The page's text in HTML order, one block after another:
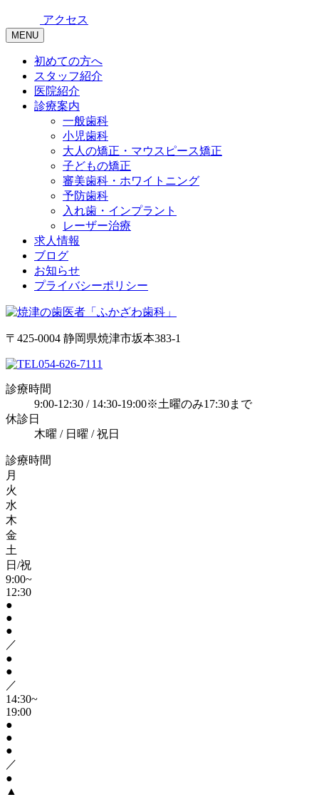
アクセス
MENU
初めての方へ
スタッフ紹介
医院紹介
診療案内
一般歯科
小児歯科
大人の矯正・マウスピース矯正
子どもの矯正
審美歯科・ホワイトニング
予防歯科
入れ歯・インプラント
レーザー治療
求人情報
ブログ
お知らせ
プライバシーポリシー
〒425-0004 静岡県焼津市坂本383-1
054-626-7111
診療時間
9:00-12:30 / 14:30-19:00※土曜のみ17:30まで
休診日
木曜 / 日曜 / 祝日
診療時間
月
火
水
木
金
土
日/祝
9:00~
12:30
●
●
●
／
●
●
／
14:30~
19:00
●
●
●
／
●
▲